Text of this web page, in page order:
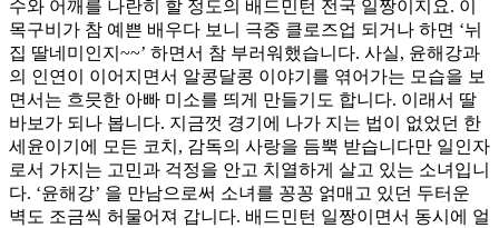
수와 어깨를 나란히 할 정도의 배드민턴 전국 일짱이지요. 이
목구비가 참 예쁜 배우다 보니 극중 클로즈업 되거나 하면 ‘뉘
집 딸네미인지~~’ 하면서 참 부러워했습니다. 사실, 윤해강과
의 인연이 이어지면서 알콩달콩 이야기를 엮어가는 모습을 보
면서는 흐믓한 아빠 미소를 띄게 만들기도 합니다. 이래서 딸
바보가 되나 봅니다. 지금껏 경기에 나가 지는 법이 없었던 한
세윤이기에 모든 코치, 감독의 사랑을 듬뿍 받습니다만 일인자
로서 가지는 고민과 걱정을 안고 치열하게 살고 있는 소녀입니
다. ‘윤해강’ 을 만남으로써 소녀를 꽁꽁 얽매고 있던 두터운
벽도 조금씩 허물어져 갑니다. 배드민턴 일짱이면서 동시에 얼